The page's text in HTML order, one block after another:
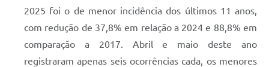
2025 foi o de menor incidência dos últimos 11 anos,
com redução de 37,8% em relação a 2024 e 88,8% em
comparação a 2017. Abril e maio deste ano
registraram apenas seis ocorrências cada, os menores